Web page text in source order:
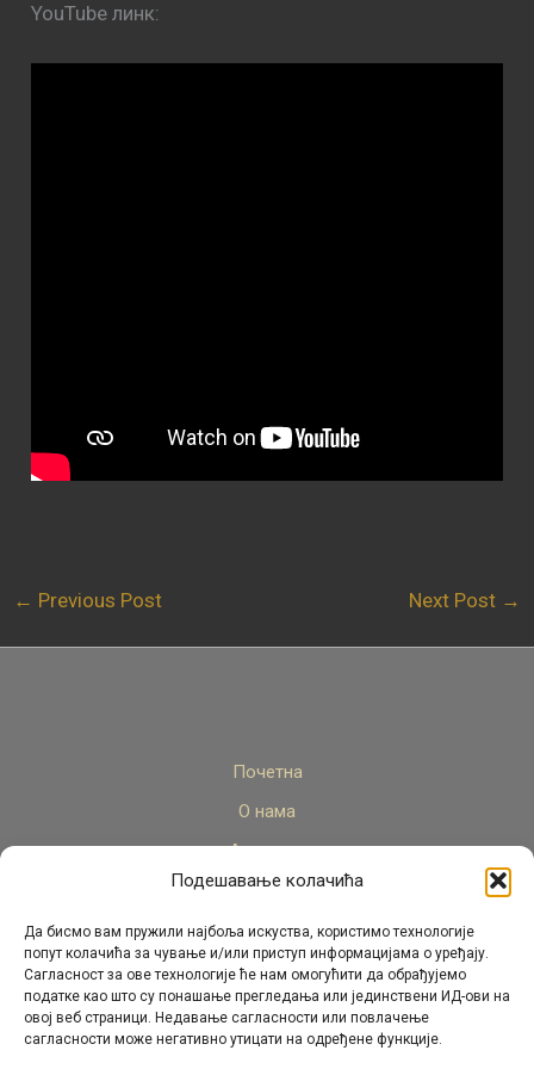
Подешавање колачића
Да бисмо вам пружили најбоља искуства, користимо технологије
попут колачића за чување и/или приступ информацијама о уређају.
Сагласност за ове технологије ће нам омогућити да обрађујемо
податке као што су понашање прегледања или јединствени ИД-ови на
овој веб страници. Недавање сагласности или повлачење
сагласности може негативно утицати на одређене функције.
YouTube линк:
← Previous Post Next Post →
Почетна
О нама
Актуелно
Стручни кадар
Пројекти
Архива
Контакт